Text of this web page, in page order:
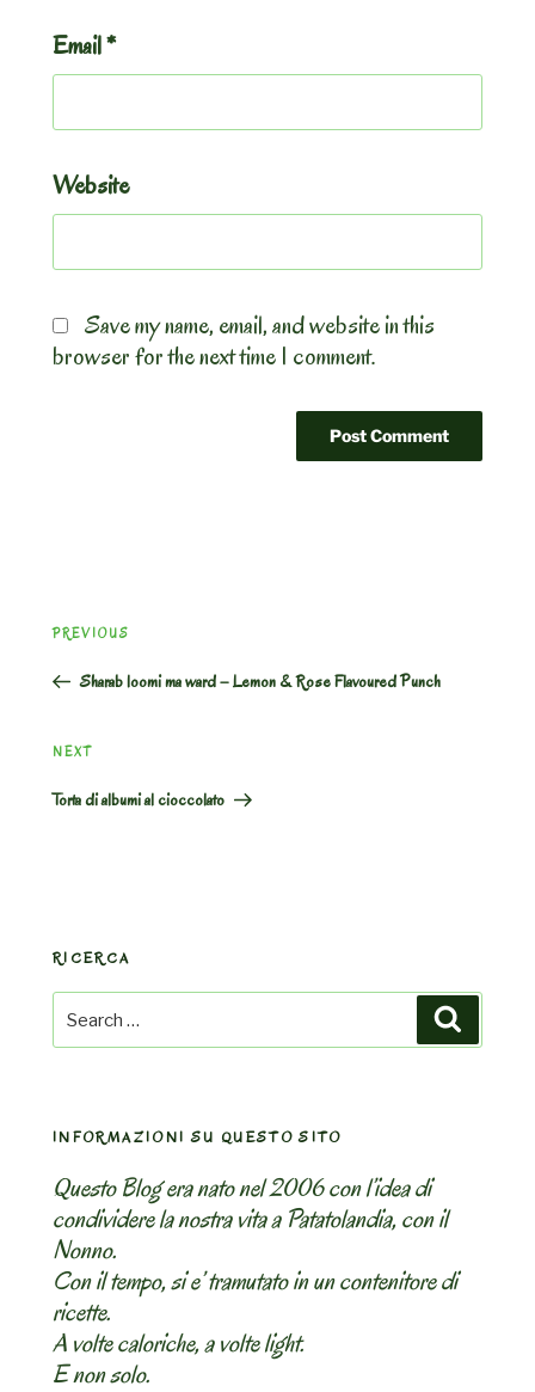
Email*
Website
Save my name, email, and website in this
browser for the next time I comment.
navigation
Previous
PREVIOUS
Sharab loomi ma ward – Lemon & Rose Flavoured Punch
Next
NEXT
Torta di albumi al cioccolato
RICERCA
Search
for:
INFORMAZIONI SU QUESTO SITO
Questo Blog era nato nel 2006 con l’idea di
condividere la nostra vita a Patatolandia, con il
Nonno.
Con il tempo, si e’ tramutato in un contenitore di
ricette.
A volte caloriche, a volte light.
E non solo.